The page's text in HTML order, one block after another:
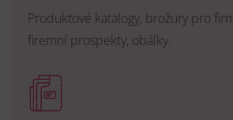
Produktové katalogy, brožury pro
firemní prospekty, obálky.